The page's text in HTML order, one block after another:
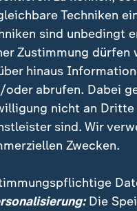
war daraufhin
10.10 Uhr die Wahl
SPD und
die Verschiebung
Professorin
Diese
für
Techniken
sind unbedingt
Zustimmung dürfen
hinaus
oder abrufen. Dabei
nicht an
sind. Wir
Zwecken.
Die